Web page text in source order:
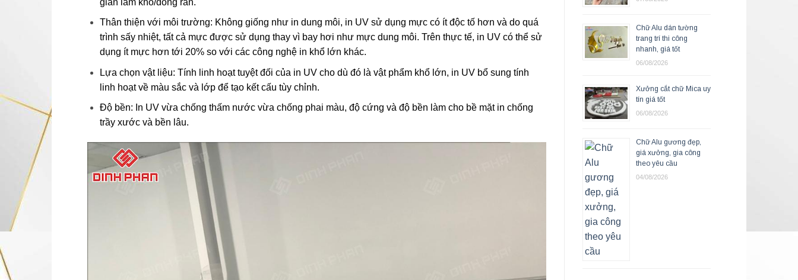
Thân thiện với môi trường: Không giống như in dung môi, in UV sử dụng mực có ít độc tố hơn và do quá
trình sấy nhiệt, tất cả mực được sử dụng thay vì bay hơi như mực dung môi. Trên thực tế, in UV có thể sử
dụng ít mực hơn tới 20% so với các công nghệ in khổ lớn khác.
Lựa chọn vật liệu: Tính linh hoạt tuyệt đối của in UV cho dù đó là vật phẩm khổ lớn, in UV bổ sung tính
linh hoạt về màu sắc và lớp để tạo kết cấu tùy chỉnh.
Độ bền: In UV vừa chống thấm nước vừa chống phai màu, độ cứng và độ bền làm cho bề mặt in chống
trầy xước và bền lâu.
Chữ Alu dán tường
trang trí thi công
nhanh, giá tốt
06/08/2026
Xưởng cắt chữ Mica uy
tín giá tốt
06/08/2026
Chữ Alu gương đẹp,
giá xưởng, gia công
theo yêu cầu
04/08/2026